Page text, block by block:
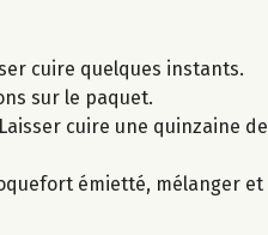
cuire quelques instants.
sur le paquet.
cuire une quinzaine de
émietté, mélanger et